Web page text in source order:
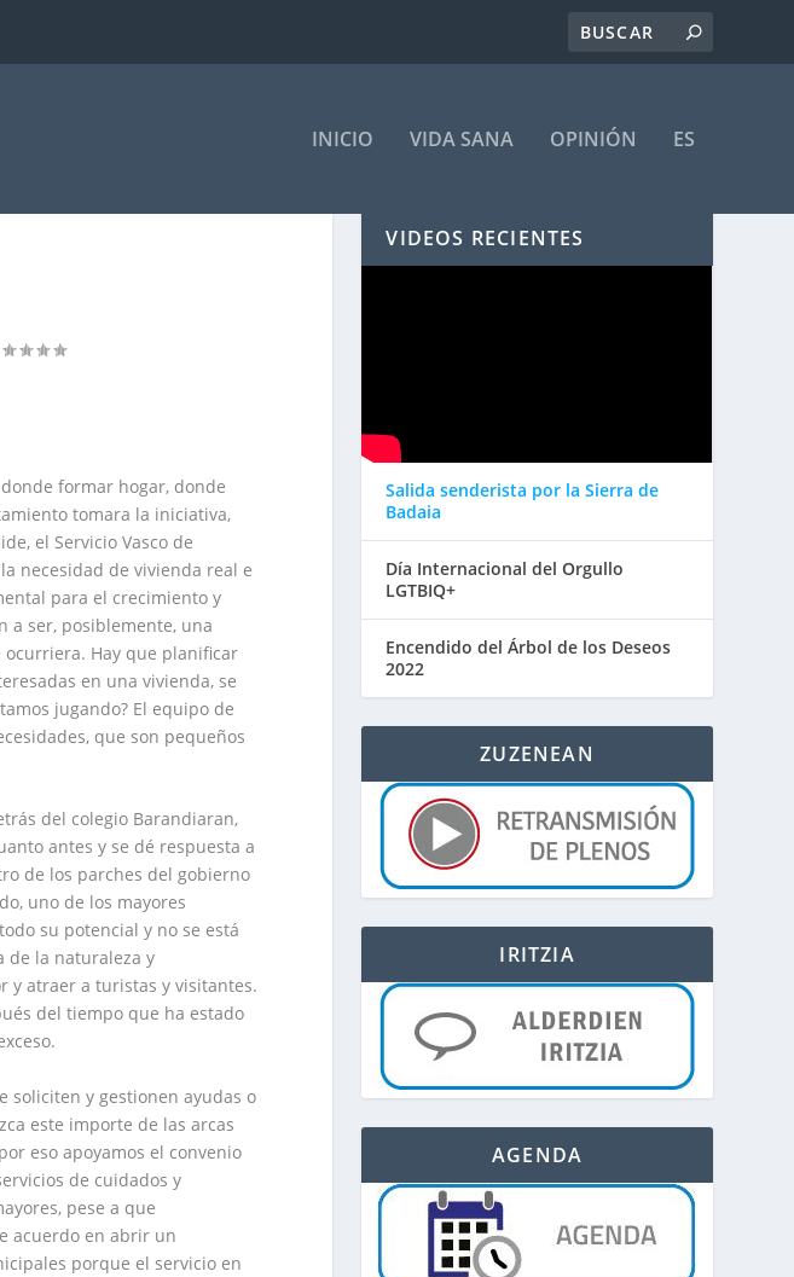
INICIO VIDA SANA OPINIÓN ES
formar hogar, donde
tomara la iniciativa,
el Servicio Vasco de
necesidad de vivienda real e
para el crecimiento y
a ser, posiblemente, una
Hay que planificar
en una vivienda, se
jugando? El equipo de
que son pequeños
del colegio Barandiaran,
antes y se dé respuesta a
de los parches del gobierno
uno de los mayores
su potencial y no se está
de la naturaleza y
y atraer a turistas y visitantes.
del tiempo que ha estado
soliciten y gestionen ayudas o
este importe de las arcas
eso apoyamos el convenio
de cuidados y
pese a que
acuerdo en abrir un
porque el servicio en
VIDEOS RECIENTES
Salida senderista por la Sierra de
Badaia
Día Internacional del Orgullo
LGTBIQ+
Encendido del Árbol de los Deseos
2022
ZUZENEAN
IRITZIA
AGENDA